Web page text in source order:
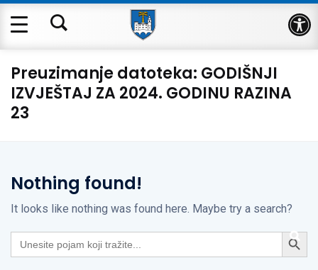
Preuzimanje datoteka: GODIŠNJI
IZVJEŠTAJ ZA 2024. GODINU RAZINA
23
Nothing found!
It looks like nothing was found here. Maybe try a search?
Search
for:
Search Button